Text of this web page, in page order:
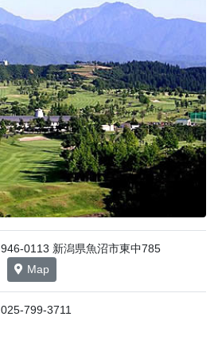
946-0113 新潟県魚沼市東中785
Map
025-799-3711